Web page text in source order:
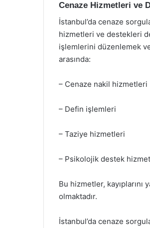
Cenaze Hizmetleri ve
İstanbul’da cenaze
hizmetleri ve destekleri
işlemlerini düzenlemek
arasında:
– Cenaze nakil hizmetleri
– Defin işlemleri
– Taziye hizmetleri
– Psikolojik destek
Bu hizmetler,
olmaktadır.
İstanbul’da cenaze